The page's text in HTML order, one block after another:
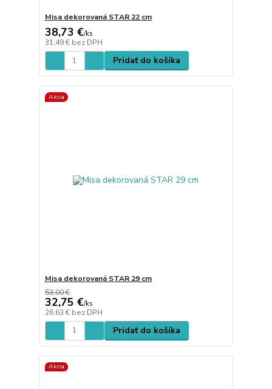
Misa dekorovaná STAR 22 cm
38,73 €/ks
31,49 € bez DPH
Pridať do košíka
Akcia
Misa dekorovaná STAR 29 cm
53,00 €
32,75 €/ks
26,63 € bez DPH
Pridať do košíka
Akcia